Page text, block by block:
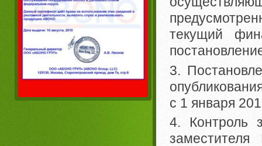
текущий
3.
с 1 января
4. Контроль